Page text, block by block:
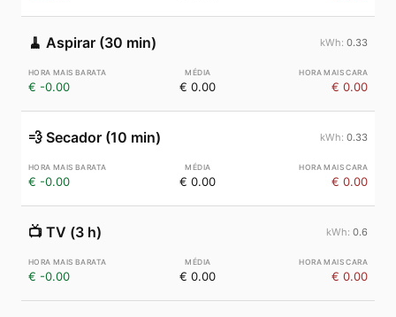
🧹 Aspirar (30 min) 0.33
€ -0.00 € 0.00 € 0.00
💨 Secador (10 min) 0.33
€ -0.00 € 0.00 € 0.00
📺 TV (3 h) 0.6
€ -0.00 € 0.00 € 0.00